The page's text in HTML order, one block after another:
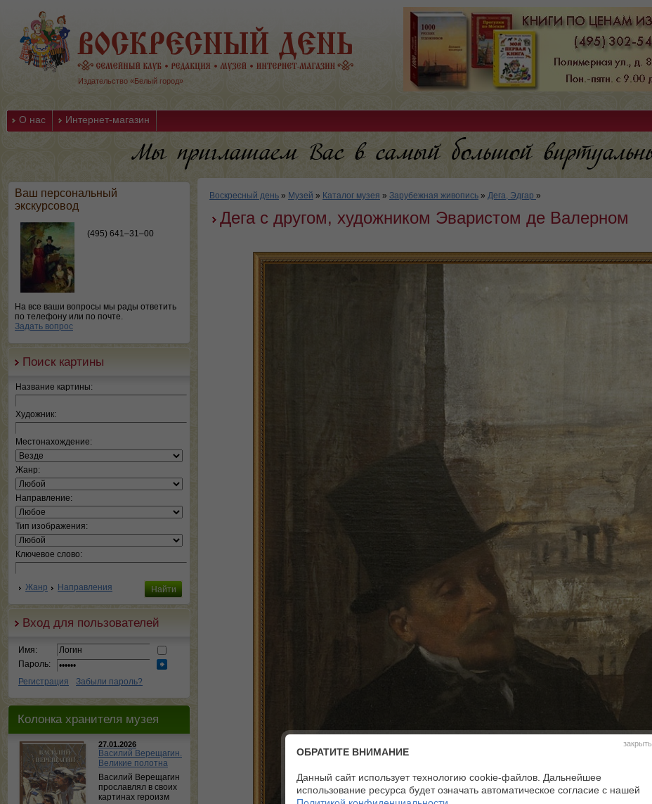
Издательство «Белый город»
О нас Интернет-магазин
Ваш персональный
экскурсовод
(495) 641–31–00
На все ваши вопросы мы рады ответить
по телефону или по почте.
Задать вопрос
Поиск картины
Название картины:
Художник:
Местонахождение:
Жанр:
Направление:
Тип изображения:
Ключевое слово:
Жанр Направления
Вход для пользователей
Имя:
Пароль:
Регистрация
Забыли пароль?
Колонка хранителя музея
27.01.2026
Василий Верещагин.
Великие полотна
Василий Верещагин
прославлял в своих
картинах героизм
Воскресный день » Музей » Каталог музея » Зарубежная живопись » Дега, Эдгар »
Дега с другом, художником Эваристом де Валерном
закрыть
ОБРАТИТЕ ВНИМАНИЕ
Данный сайт использует технологию cookie-файлов. Дальнейшее
использование ресурса будет означать автоматическое согласие с нашей